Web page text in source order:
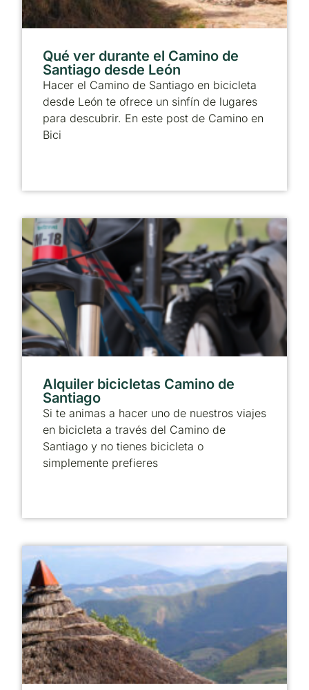
Qué ver durante el Camino de
Santiago desde León
Hacer el Camino de Santiago en bicicleta
desde León te ofrece un sinfín de lugares
para descubrir. En este post de Camino en
Bici
Alquiler bicicletas Camino de
Santiago
Si te animas a hacer uno de nuestros viajes
en bicicleta a través del Camino de
Santiago y no tienes bicicleta o
simplemente prefieres